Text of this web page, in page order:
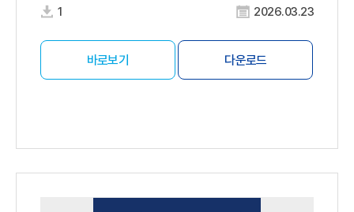
1 2026.03.23
바로보기 다운로드